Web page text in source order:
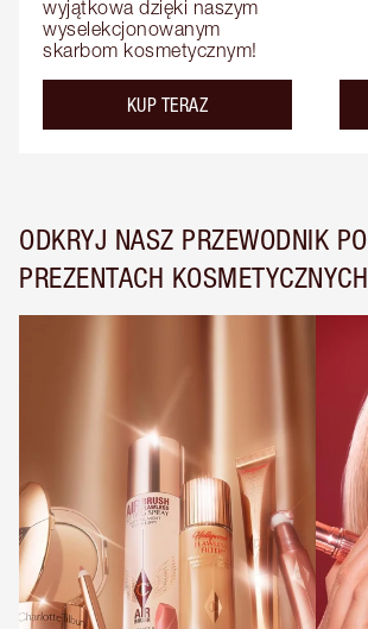
wyjątkowa dzięki naszym
wyselekcjonowanym
skarbom kosmetycznym!
KUP TERAZ
ODKRYJ NASZ PRZEWODNIK PO
PREZENTACH KOSMETYCZNYCH